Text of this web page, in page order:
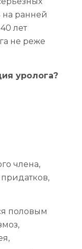
ранней
лет
не реже
уролога?
члена,
половым